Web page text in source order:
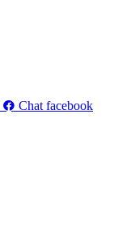
Chat facebook